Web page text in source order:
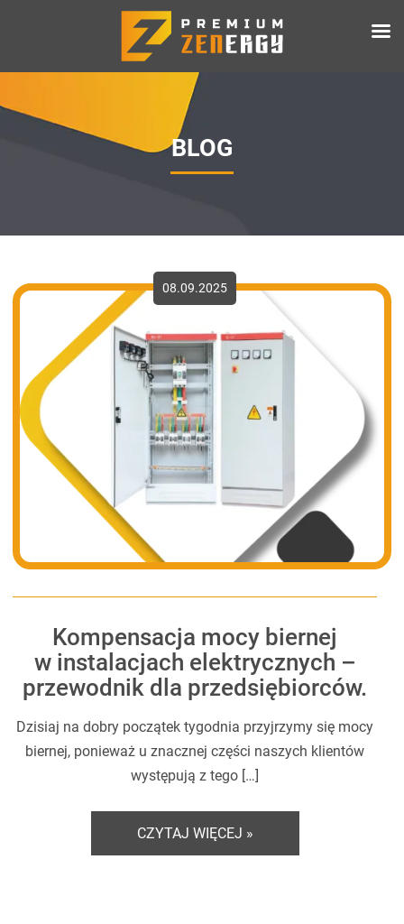
BLOG
08.09.2025
Kompensacja mocy biernej
w instalacjach elektrycznych –
przewodnik dla przedsiębiorców.
Dzisiaj na dobry początek tygodnia przyjrzymy się mocy
biernej, ponieważ u znacznej części naszych klientów
występują z tego […]
CZYTAJ WIĘCEJ »